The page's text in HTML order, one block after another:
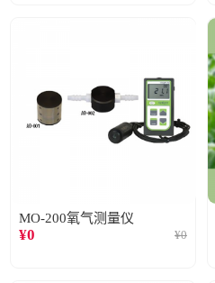
MO-200氧气测量仪
¥0 ¥0